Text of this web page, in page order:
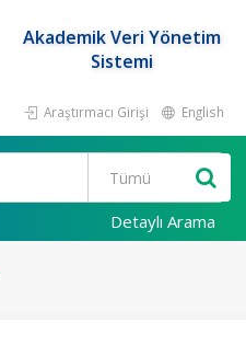
Akademik Veri Yönetim
Sistemi
Araştırmacı Girişi English
Detaylı Arama